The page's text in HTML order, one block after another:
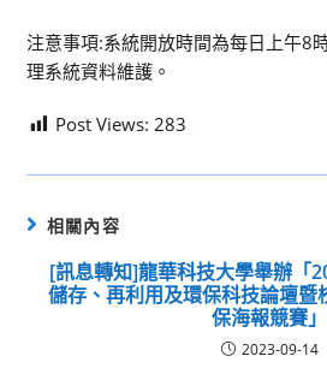
注意事項:系統開放時間為每日上午8
理系統資料維護。
Post Views: 283
相關內容
[訊息轉知]龍華科技大學舉辦「
儲存、再利用及環保科技論壇暨
保海報競賽」
2023-09-14